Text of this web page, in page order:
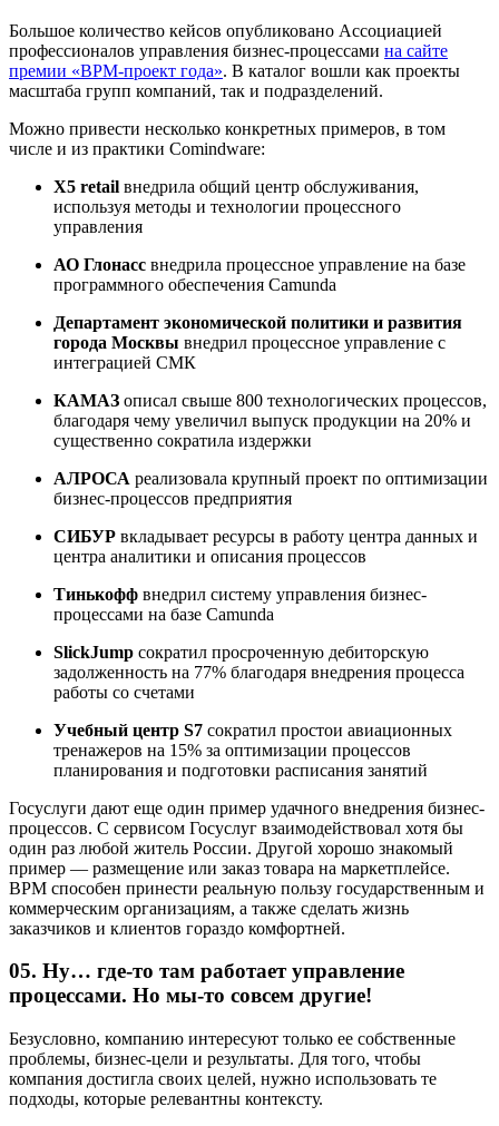
Большое количество кейсов опубликовано Ассоциацией
профессионалов управления бизнес-процессами на сайте
премии «BPM-проект года». В каталог вошли как проекты
масштаба групп компаний, так и подразделений.
Можно привести несколько конкретных примеров, в том
числе и из практики Comindware:
X5 retail внедрила общий центр обслуживания,
используя методы и технологии процессного
управления
АО Глонасс внедрила процессное управление на базе
программного обеспечения Camunda
Департамент экономической политики и развития
города Москвы внедрил процессное управление с
интеграцией СМК
КАМАЗ описал свыше 800 технологических процессов,
благодаря чему увеличил выпуск продукции на 20% и
существенно сократила издержки
АЛРОСА реализовала крупный проект по оптимизации
бизнес-процессов предприятия
СИБУР вкладывает ресурсы в работу центра данных и
центра аналитики и описания процессов
Тинькофф внедрил систему управления бизнес-
процессами на базе Camunda
SlickJump сократил просроченную дебиторскую
задолженность на 77% благодаря внедрения процесса
работы со счетами
Учебный центр S7 сократил простои авиационных
тренажеров на 15% за оптимизации процессов
планирования и подготовки расписания занятий
Госуслуги дают еще один пример удачного внедрения бизнес-
процессов. С сервисом Госуслуг взаимодействовал хотя бы
один раз любой житель России. Другой хорошо знакомый
пример — размещение или заказ товара на маркетплейсе.
BPM способен принести реальную пользу государственным и
коммерческим организациям, а также сделать жизнь
заказчиков и клиентов гораздо комфортней.
05. Ну… где-то там работает управление
процессами. Но мы-то совсем другие!
Безусловно, компанию интересуют только ее собственные
проблемы, бизнес-цели и результаты. Для того, чтобы
компания достигла своих целей, нужно использовать те
подходы, которые релевантны контексту.